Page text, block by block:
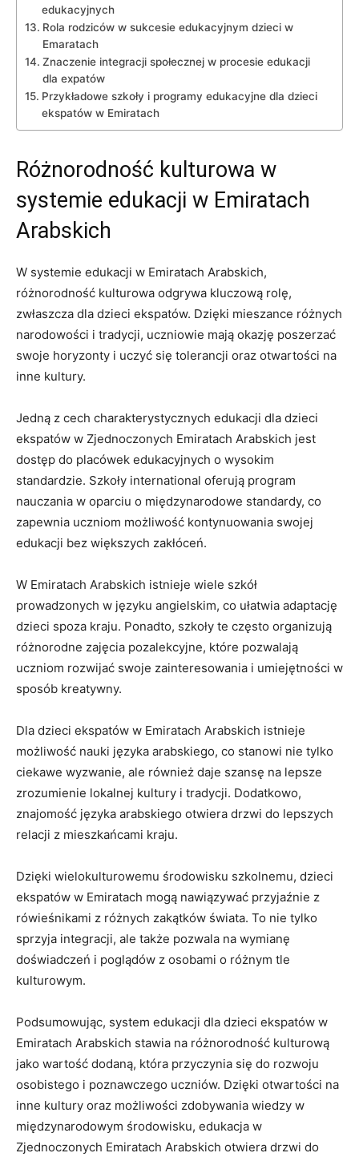
edukacyjnych
Rola ‌rodziców w sukcesie edukacyjnym dzieci w
Emaratach
Znaczenie‍ integracji społecznej w procesie edukacji‍
dla expatów
Przykładowe ⁣szkoły i programy edukacyjne dla dzieci
ekspatów‍ w Emiratach
Różnorodność kulturowa w
systemie edukacji w Emiratach
Arabskich
W systemie edukacji w Emiratach Arabskich,
różnorodność kulturowa odgrywa kluczową rolę,⁣
zwłaszcza dla dzieci ekspatów. Dzięki mieszance różnych
narodowości ⁢i tradycji, uczniowie mają okazję poszerzać
swoje horyzonty i uczyć się tolerancji oraz otwartości na
inne kultury.
Jedną z cech charakterystycznych edukacji dla dzieci
ekspatów ‍w Zjednoczonych⁣ Emiratach Arabskich jest
‌dostęp do placówek edukacyjnych ⁢o wysokim
standardzie. Szkoły ⁤international ⁤oferują program
nauczania w oparciu o międzynarodowe standardy,⁤ co
zapewnia uczniom możliwość kontynuowania swojej⁤
edukacji bez ​większych zakłóceń.
W⁤ Emiratach⁣ Arabskich istnieje wiele szkół‍
prowadzonych w języku⁢ angielskim, co ułatwia adaptację
dzieci spoza kraju. Ponadto, szkoły ​te często organizują⁢
różnorodne zajęcia ‌pozalekcyjne, które pozwalają
uczniom rozwijać swoje ⁣zainteresowania i umiejętności w
sposób kreatywny.
Dla dzieci ekspatów w⁢ Emiratach Arabskich ​istnieje
możliwość nauki języka arabskiego, co stanowi nie tylko
ciekawe wyzwanie, ale również‌ daje szansę na lepsze
zrozumienie lokalnej ⁢kultury i ‍tradycji. Dodatkowo,
znajomość ‍języka⁢ arabskiego ⁢otwiera drzwi do lepszych
‍relacji⁢ z mieszkańcami kraju.
Dzięki wielokulturowemu środowisku szkolnemu, dzieci
ekspatów w⁢ Emiratach mogą nawiązywać przyjaźnie z
rówieśnikami z różnych zakątków świata. To nie‌ tylko‌
sprzyja integracji, ⁤ale także pozwala na ‌wymianę
doświadczeń i poglądów z osobami o różnym tle
kulturowym.
Podsumowując, system edukacji ⁣dla dzieci ekspatów w
Emiratach ​Arabskich stawia⁤ na⁢ różnorodność ​kulturową
jako wartość dodaną, która​ przyczynia się do ⁣rozwoju
osobistego i poznawczego uczniów. Dzięki‍ otwartości na
inne kultury oraz możliwości zdobywania wiedzy w
międzynarodowym ‌środowisku, ⁣edukacja w
Zjednoczonych Emiratach Arabskich otwiera drzwi do⁤